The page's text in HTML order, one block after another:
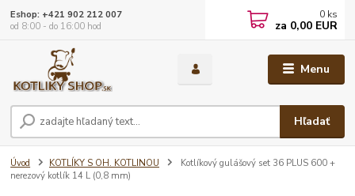
Menu
Hľadať
Eshop: +421 902 212 007
od 8:00 - do 16:00 hod
0 ks
za 0,00 EUR
Úvod KOTLÍKY S OH. KOTLINOU
Kotlíkový gulášový set 36 PLUS 600 +
nerezový kotlík 14 L (0,8 mm)